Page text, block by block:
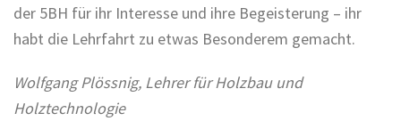
der 5BH für ihr Interesse und ihre Begeisterung – ihr
habt die Lehrfahrt zu etwas Besonderem gemacht.
Wolfgang Plössnig, Lehrer für Holzbau und
Holztechnologie